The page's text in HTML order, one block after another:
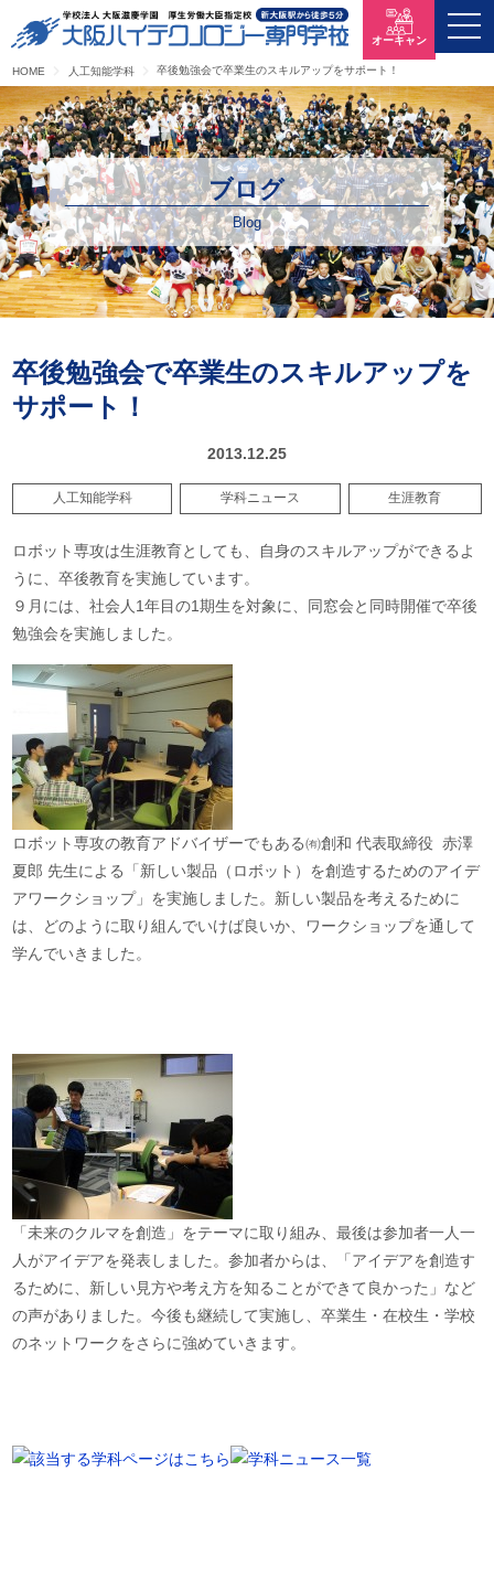
HOME 人工知能学科 卒後勉強会で卒業生のスキルアップをサポート！
オーキャン
ブログ
Blog
卒後勉強会で卒業生のスキルアップを
サポート！
2013.12.25
人工知能学科 学科ニュース 生涯教育
ロボット専攻は生涯教育としても、自身のスキルアップができるよ
うに、卒後教育を実施しています。
９月には、社会人1年目の1期生を対象に、同窓会と同時開催で卒後
勉強会を実施しました。
ロボット専攻の教育アドバイザーでもある㈲創和 代表取締役 赤澤
夏郎 先生による「新しい製品（ロボット）を創造するためのアイデ
アワークショップ」を実施しました。新しい製品を考えるために
は、どのように取り組んでいけば良いか、ワークショップを通して
学んでいきました。
「未来のクルマを創造」をテーマに取り組み、最後は参加者一人一
人がアイデアを発表しました。参加者からは、「アイデアを創造す
るために、新しい見方や考え方を知ることができて良かった」など
の声がありました。今後も継続して実施し、卒業生・在校生・学校
のネットワークをさらに強めていきます。